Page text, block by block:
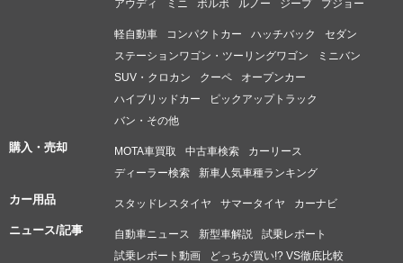
アウディ
ミニ ボルボ ルノー ジープ プジョー
軽自動車 コンパクトカー ハッチバック
セダン
ステーションワゴン・ツーリングワゴン
ミニバン
SUV・クロカン
クーペ
オープンカー
ハイブリッドカー
ピックアップトラック
バン・その他
購入・売却 MOTA車買取 中古車検索
カーリース
ディーラー検索
新車人気車種ランキング
カー用品 スタッドレスタイヤ サマータイヤ カーナビ
ニュース/記事 自動車ニュース 新型車解説
試乗レポート
試乗レポート動画
どっちが買い!? VS徹底比較